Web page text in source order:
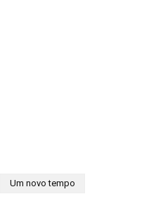
Um novo tempo